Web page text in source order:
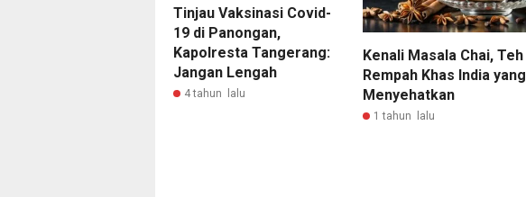
Tinjau Vaksinasi Covid-
19 di Panongan,
Kapolresta Tangerang:
Jangan Lengah
4 tahun lalu
Kenali Masala Chai, Teh
Rempah Khas India yang
Menyehatkan
1 tahun lalu